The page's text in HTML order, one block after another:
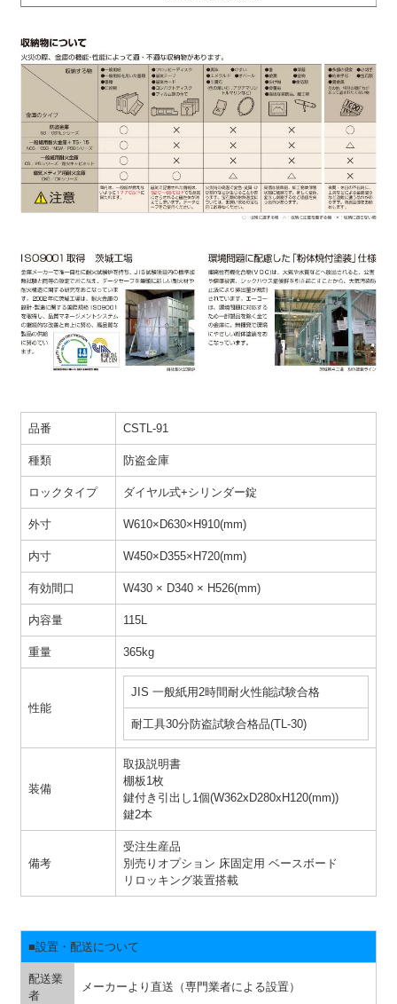
品番 CSTL-91
種類 防盗金庫
ロックタイプ ダイヤル式+シリンダー錠
外寸 W610×D630×H910(mm)
内寸 W450×D355×H720(mm)
有効間口 W430 × D340 × H526(mm)
内容量 115L
重量 365kg
性能
JIS 一般紙用2時間耐火性能試験合格
耐工具30分防盗試験合格品(TL-30)
装備
取扱説明書
棚板1枚
鍵付き引出し1個(W362xD280xH120(mm))
鍵2本
備考
受注生産品
別売りオプション 床固定用 ベースボード
リロッキング装置搭載
■設置・配送について
配送業
者
メーカーより直送（専門業者による設置）